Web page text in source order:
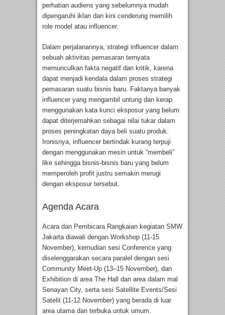
perhatian audiens yang sebelumnya mudah
dipengaruhi iklan dan kini cenderung memilih
role model atau influencer.
Dalam perjalanannya, strategi influencer dalam
sebuah aktivitas pemasaran ternyata
memunculkan fakta negatif dan kritik, karena
dapat menjadi kendala dalam proses strategi
pemasaran suatu bisnis baru. Faktanya banyak
influencer yang mengambil untung dan kerap
menggunakan kata kunci eksposur yang belum
dapat diterjemahkan sebagai nilai tukar dalam
proses peningkatan daya beli suatu produk.
Ironisnya, influencer bertindak kurang terpuji
dengan menggunakan mesin untuk “membeli”
like sehingga bisnis-bisnis baru yang belum
memperoleh profit justru semakin merugi
dengan eksposur tersebut.
Agenda Acara
Acara dan Pembicara Rangkaian kegiatan SMW
Jakarta diawali dengan Workshop (11-15
November), kemudian sesi Conference yang
diselenggarakan secara paralel dengan sesi
Community Meet-Up (13–15 November), dan
Exhibition di area The Hall dan area dalam mal
Senayan City, serta sesi Satellite Events/Sesi
Satelit (11-12 November) yang berada di luar
area utama dan terbuka untuk umum.